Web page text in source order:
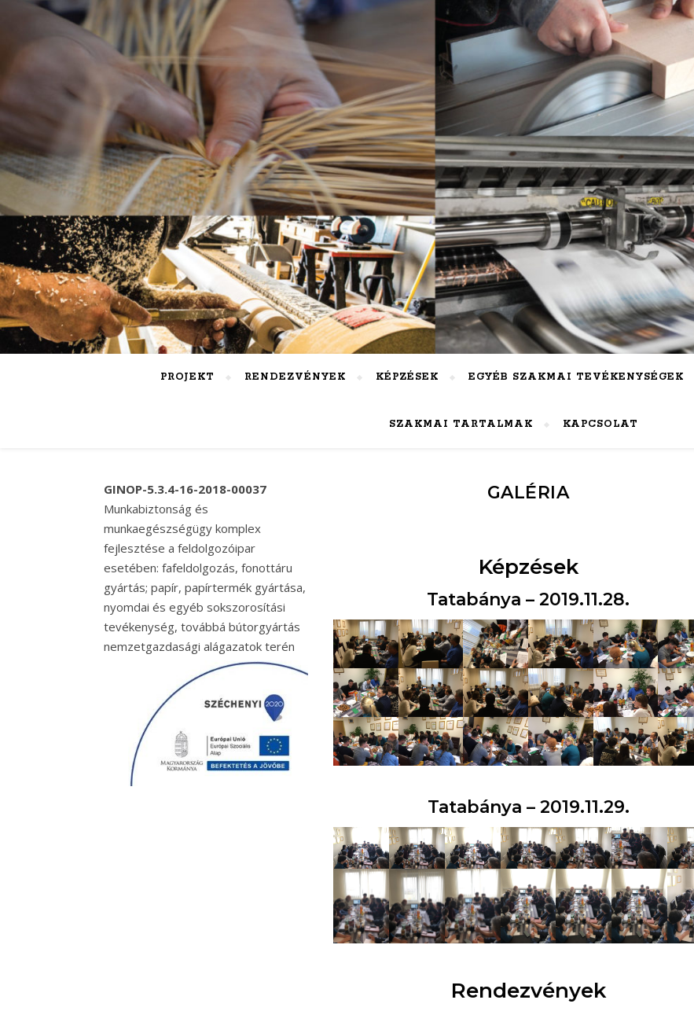
PROJEKT RENDEZVÉNYEK KÉPZÉSEK EGYÉB SZAKMAI TEVÉKENYSÉGEK
SZAKMAI TARTALMAK KAPCSOLAT
GINOP-5.3.4-16-2018-00037
Munkabiztonság és
munkaegészségügy komplex
fejlesztése a feldolgozóipar
esetében: fafeldolgozás, fonottáru
gyártás; papír, papírtermék gyártása,
nyomdai és egyéb sokszorosítási
tevékenység, továbbá bútorgyártás
nemzetgazdasági alágazatok terén
GALÉRIA
Képzések
Tatabánya – 2019.11.28.
Tatabánya – 2019.11.29.
Rendezvények